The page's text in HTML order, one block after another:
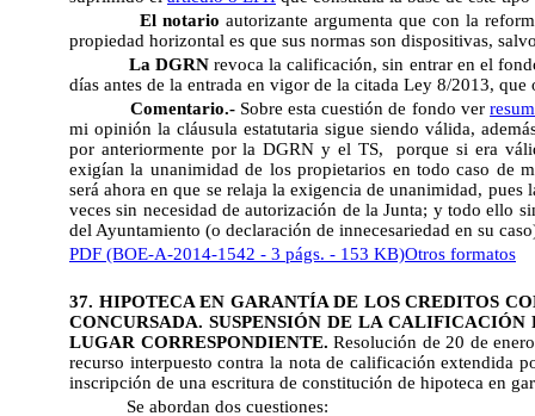
El notario autorizante argumenta que con la
propiedad horizontal es que sus normas son dispositivas,
La DGRN revoca la calificación, sin entrar en el
días antes de la entrada en vigor de la citada Ley 8/2013,
Comentario.- Sobre esta cuestión de fondo ver
mi opinión la cláusula estatutaria sigue siendo válida,
por anteriormente por la DGRN y el TS,
porque si era
exigían la unanimidad de los propietarios en todo caso de
será ahora en que se relaja la exigencia de unanimidad,
veces sin necesidad de autorización de la Junta; y todo ello
del Ayuntamiento (o declaración de innecesariedad en su
PDF (BOE-A-2014-1542 - 3 págs. - 153 KB)Otros formatos
37. HIPOTECA EN GARANTÍA DE LOS CREDITOS
CONCURSADA. SUSPENSIÓN DE LA
LUGAR CORRESPONDIENTE. Resolución de 20 de
recurso interpuesto contra la nota de calificación extendida
inscripción de una escritura de constitución de hipoteca en
Se abordan dos cuestiones: